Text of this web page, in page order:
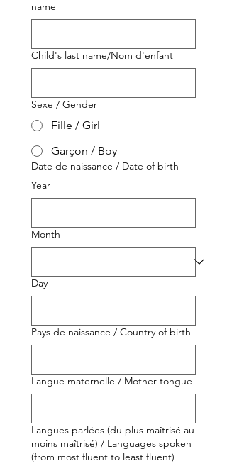
name
Child's last name/Nom d'enfant
Sexe / Gender
Fille / Girl
Garçon / Boy
Date de naissance / Date of birth
Year
Month
Day
Pays de naissance / Country of birth
Langue maternelle / Mother tongue
Langues parlées (du plus maîtrisé au
moins maîtrisé) / Languages spoken
(from most fluent to least fluent)